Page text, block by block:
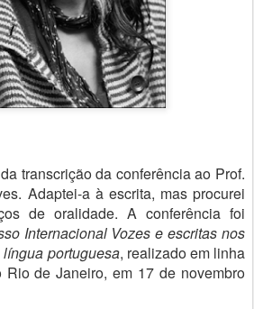
transcrição da conferência ao Prof.
Adaptei-a à escrita, mas procurei
de oralidade. A conferência foi
Internacional Vozes e escritas nos
portuguesa, realizado em linha
de Janeiro, em 17 de novembro